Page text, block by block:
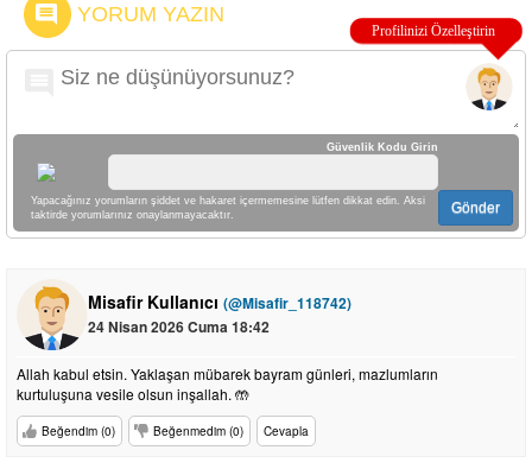
YORUM YAZIN
Güvenlik Kodu Girin
Yapacağınız yorumların şiddet ve hakaret içermemesine lütfen dikkat edin. Aksi
taktirde yorumlarınız onaylanmayacaktır.
Gönder
Misafir Kullanıcı (@Misafir_118742)
24 Nisan 2026 Cuma 18:42
Allah kabul etsin. Yaklaşan mübarek bayram günleri, mazlumların
kurtuluşuna vesile olsun inşallah. 🤲
Beğendim (0) Beğenmedim (0) Cevapla